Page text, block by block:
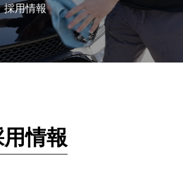
採用情報
情報